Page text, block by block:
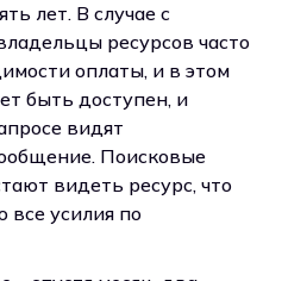
лет. В случае с
ресурсов часто
оплаты, и в этом
быть доступен, и
видят
Поисковые
видеть ресурс, что
все усилия по